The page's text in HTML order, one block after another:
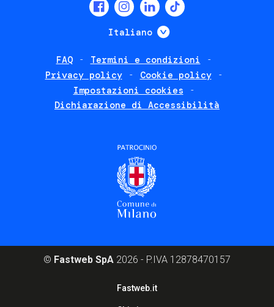
Italiano Mostra ulteriori
FAQ
Termini e condizioni
Privacy policy
Cookie policy
Impostazioni cookies
Dichiarazione di Accessibilità
© Fastweb SpA 2026 - P.IVA 12878470157
Fastweb.it